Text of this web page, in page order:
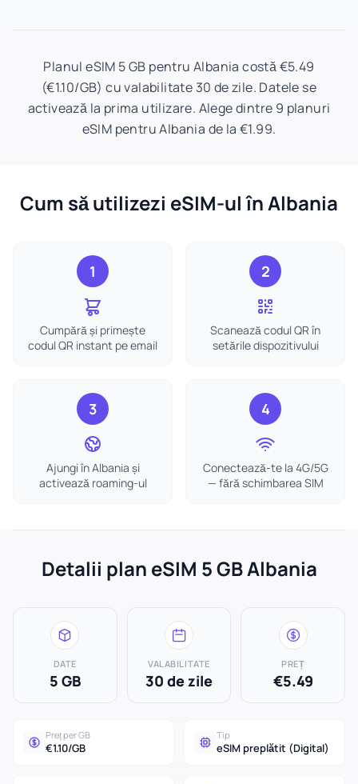
Planul eSIM 5 GB pentru Albania costă €5.49
(€1.10/GB) cu valabilitate 30 de zile. Datele se
activează la prima utilizare. Alege dintre 9 planuri
eSIM pentru Albania de la €1.99.
Cum să utilizezi eSIM-ul în Albania
1
Cumpără și primește
codul QR instant pe email
2
Scanează codul QR în
setările dispozitivului
3
Ajungi în Albania și
activează roaming-ul
4
Conectează-te la 4G/5G
— fără schimbarea SIM
Detalii plan eSIM 5 GB Albania
DATE
5 GB
VALABILITATE
30 de zile
PREȚ
€5.49
Preț per GB
€1.10/GB
Tip
eSIM preplătit (Digital)